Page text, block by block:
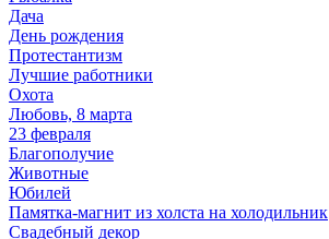
Дача
День рождения
Протестантизм
Лучшие работники
Охота
Любовь, 8 марта
23 февраля
Благополучие
Животные
Юбилей
Памятка-магнит из холста на холодильник
Свадебный декор